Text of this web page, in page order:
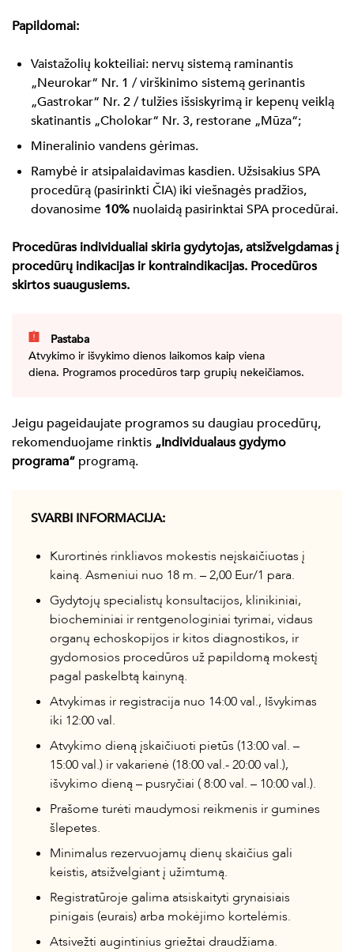
Papildomai:
Vaistažolių kokteiliai: nervų sistemą raminantis
„Neurokar“ Nr. 1 / virškinimo sistemą gerinantis
„Gastrokar“ Nr. 2 / tulžies išsiskyrimą ir kepenų veiklą
skatinantis „Cholokar“ Nr. 3, restorane „Mūza“;
Mineralinio vandens gėrimas.
Ramybė ir atsipalaidavimas kasdien. Užsisakius SPA
procedūrą (pasirinkti ČIA) iki viešnagės pradžios,
dovanosime 10% nuolaidą pasirinktai SPA procedūrai.
Procedūras individualiai skiria gydytojas, atsižvelgdamas į
procedūrų indikacijas ir kontraindikacijas. Procedūros
skirtos suaugusiems.
Pastaba
Atvykimo ir išvykimo dienos laikomos kaip viena
diena. Programos procedūros tarp grupių nekeičiamos.
Jeigu pageidaujate programos su daugiau procedūrų,
rekomenduojame rinktis „Individualaus gydymo
programa“ programą.
SVARBI INFORMACIJA:
Kurortinės rinkliavos mokestis neįskaičiuotas į
kainą. Asmeniui nuo 18 m. – 2,00 Eur/1 para.
Gydytojų specialistų konsultacijos, klinikiniai,
biocheminiai ir rentgenologiniai tyrimai, vidaus
organų echoskopijos ir kitos diagnostikos, ir
gydomosios procedūros už papildomą mokestį
pagal paskelbtą kainyną.
Atvykimas ir registracija nuo 14:00 val., Išvykimas
iki 12:00 val.
Atvykimo dieną įskaičiuoti pietūs (13:00 val. –
15:00 val.) ir vakarienė (18:00 val.- 20:00 val.),
išvykimo dieną – pusryčiai ( 8:00 val. – 10:00 val.).
Prašome turėti maudymosi reikmenis ir gumines
šlepetes.
Minimalus rezervuojamų dienų skaičius gali
keistis, atsižvelgiant į užimtumą.
Registratūroje galima atsiskaityti grynaisiais
pinigais (eurais) arba mokėjimo kortelėmis.
Atsivežti augintinius griežtai draudžiama.